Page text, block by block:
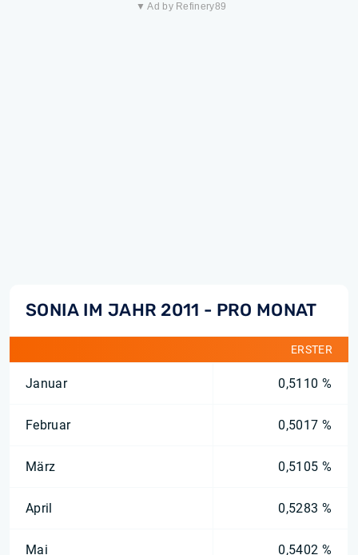
▼ Ad by Refinery89
SONIA IM JAHR 2011 - PRO MONAT
ERSTER
Januar 0,5110 %
Februar 0,5017 %
März 0,5105 %
April 0,5283 %
Mai 0,5402 %